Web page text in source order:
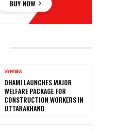
उत्तराखंड
DHAMI LAUNCHES MAJOR
WELFARE PACKAGE FOR
CONSTRUCTION WORKERS IN
UTTARAKHAND